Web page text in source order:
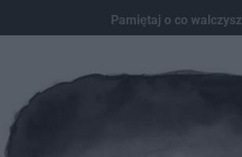
Pamiętaj o co walczysz